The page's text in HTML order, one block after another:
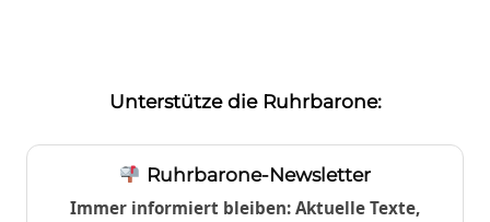
Unterstütze die Ruhrbarone:
Ruhrbarone-Newsletter
Immer informiert bleiben: Aktuelle Texte,